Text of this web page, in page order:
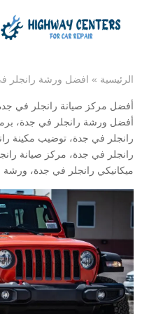
الرئيسية » افضل ورشة رانجلر
أفضل مركز صيانة رانجلر في
أفضل ورشة رانجلر في جدة،
رانجلر في جدة، توضيب مكينة
رانجلر في جدة، مركز صيانة
ميكانيكي رانجلر في جدة، ورشة